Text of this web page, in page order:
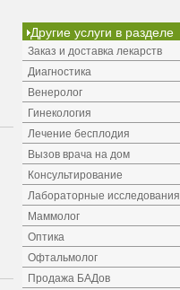
Другие услуги в разделе
Заказ и доставка лекарств
Диагностика
Венеролог
Гинекология
Лечение бесплодия
Вызов врача на дом
Консультирование
Лабораторные исследования
Маммолог
Оптика
Офтальмолог
Продажа БАДов